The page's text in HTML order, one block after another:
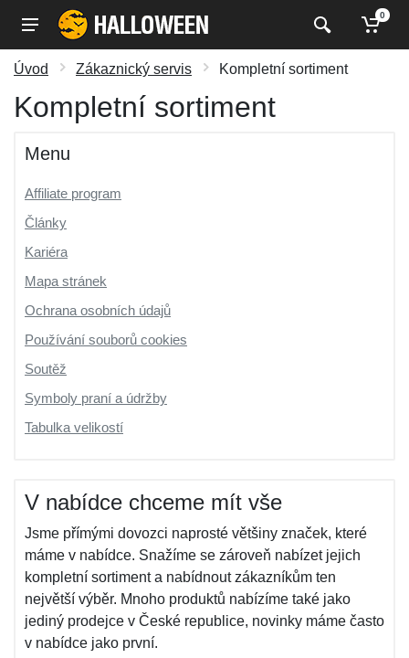
0
Úvod Zákaznický servis Kompletní sortiment
Kompletní sortiment
Menu
Affiliate program
Články
Kariéra
Mapa stránek
Ochrana osobních údajů
Používání souborů cookies
Soutěž
Symboly praní a údržby
Tabulka velikostí
V nabídce chceme mít vše
Jsme přímými dovozci naprosté většiny značek, které
máme v nabídce. Snažíme se zároveň nabízet jejich
kompletní sortiment a nabídnout zákazníkům ten
největší výběr. Mnoho produktů nabízíme také jako
jediný prodejce v České republice, novinky máme často
v nabídce jako první.